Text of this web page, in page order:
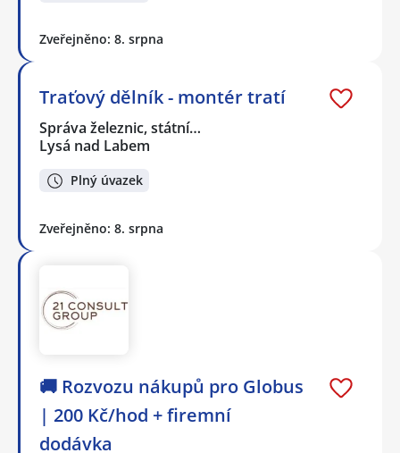
Zveřejněno: 8. srpna
Traťový dělník - montér tratí
Správa železnic, státní…
Lysá nad Labem
Plný úvazek
Zveřejněno: 8. srpna
🚚 Rozvozu nákupů pro Globus
| 200 Kč/hod + firemní
dodávka